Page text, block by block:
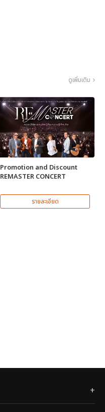
ดูเพิ่มเติม
Promotion and Discount
REMASTER CONCERT
รายละเอียด